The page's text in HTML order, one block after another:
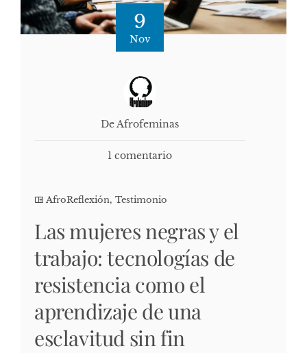
9
Nov
De Afrofeminas
1 comentario
AfroReflexión, Testimonio
Las mujeres negras y el
trabajo: tecnologías de
resistencia como el
aprendizaje de una
esclavitud sin fin